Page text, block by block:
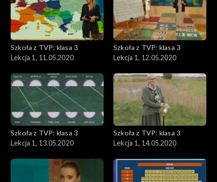
Szkoła z TVP: klasa 3
Lekcja 1, 11.05.2020
Szkoła z TVP: klasa 3
Lekcja 1, 12.05.2020
Szkoła z TVP: klasa 3
Lekcja 1, 13.05.2020
Szkoła z TVP: klasa 3
Lekcja 1, 14.05.2020